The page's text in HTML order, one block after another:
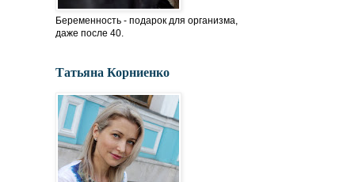
Беременность - подарок для организма,
даже после 40.
Татьяна Корниенко